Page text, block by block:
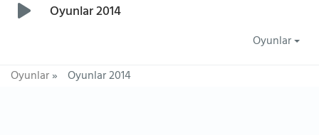
Oyunlar 2014
Oyunlar
Oyunlar» Oyunlar 2014